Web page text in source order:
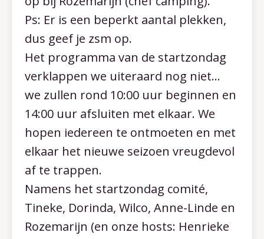
Ps: Er is een beperkt aantal plekken,
dus geef je zsm op.
Het programma van de startzondag
verklappen we uiteraard nog niet…
we zullen rond 10:00 uur beginnen en
14:00 uur afsluiten met elkaar. We
hopen iedereen te ontmoeten en met
elkaar het nieuwe seizoen vreugdevol
af te trappen.
Namens het startzondag comité,
Tineke, Dorinda, Wilco, Anne-Linde en
Rozemarijn (en onze hosts: Henrieke